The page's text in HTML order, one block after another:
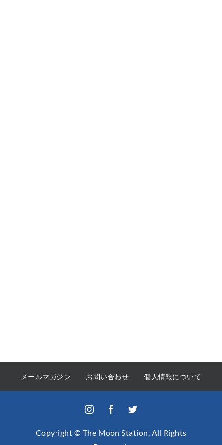
メールマガジン お問い合わせ 個人情報について
Copyright © The Moon Station. All Rights